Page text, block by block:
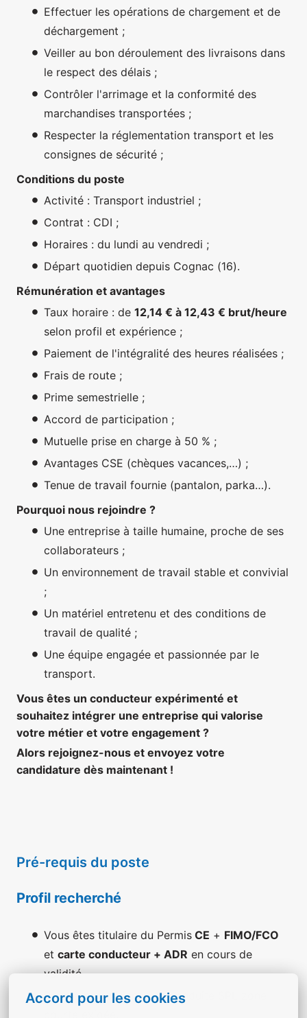
Accord pour les cookies
Effectuer les opérations de chargement et de
déchargement ;
Veiller au bon déroulement des livraisons dans
le respect des délais ;
Contrôler l'arrimage et la conformité des
marchandises transportées ;
Respecter la réglementation transport et les
consignes de sécurité ;
Conditions du poste
Activité : Transport industriel ;
Contrat : CDI ;
Horaires : du lundi au vendredi ;
Départ quotidien depuis Cognac (16).
Rémunération et avantages
Taux horaire : de 12,14 € à 12,43 € brut/heure
selon profil et expérience ;
Paiement de l'intégralité des heures réalisées ;
Frais de route ;
Prime semestrielle ;
Accord de participation ;
Mutuelle prise en charge à 50 % ;
Avantages CSE (chèques vacances,…) ;
Tenue de travail fournie (pantalon, parka…).
Pourquoi nous rejoindre ?
Une entreprise à taille humaine, proche de ses
collaborateurs ;
Un environnement de travail stable et convivial
;
Un matériel entretenu et des conditions de
travail de qualité ;
Une équipe engagée et passionnée par le
transport.
Vous êtes un conducteur expérimenté et
souhaitez intégrer une entreprise qui valorise
votre métier et votre engagement ?
Alors rejoignez-nous et envoyez votre
candidature dès maintenant !
Pré-requis du poste
Profil recherché
Vous êtes titulaire du Permis CE + FIMO/FCO
et carte conducteur + ADR en cours de
validité
Première expérience en conduite SPL zone